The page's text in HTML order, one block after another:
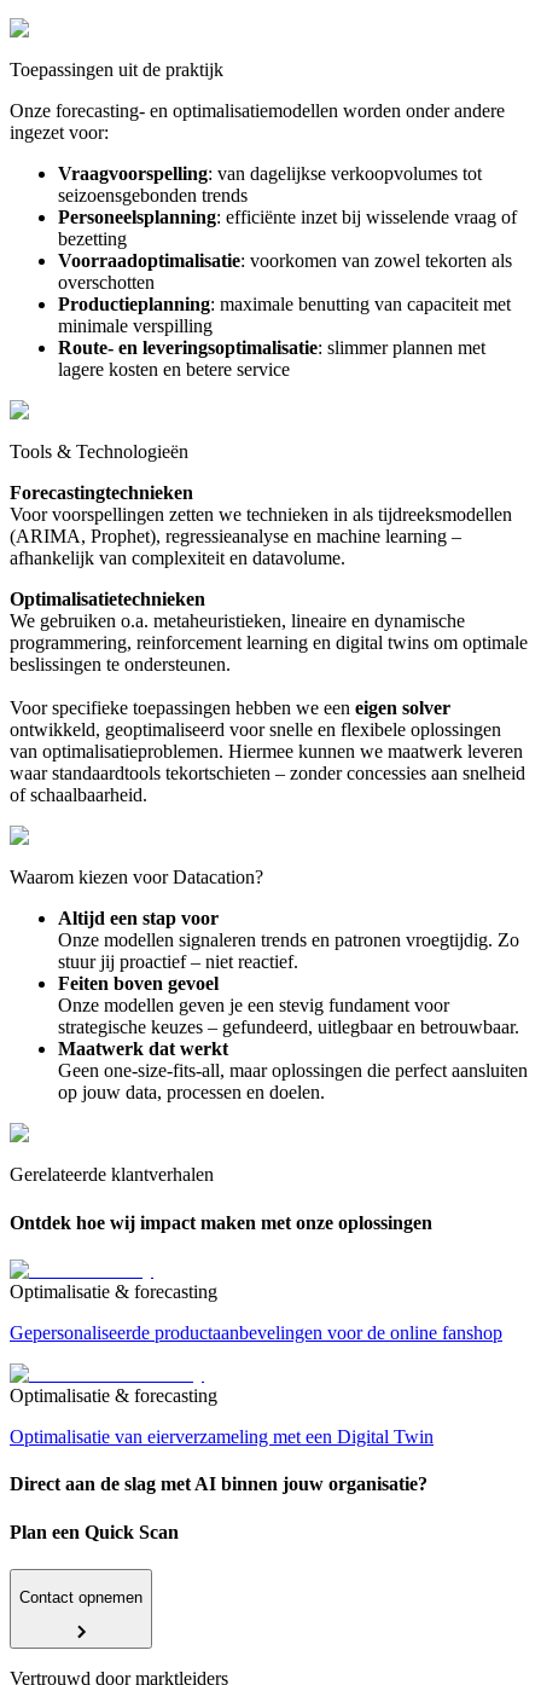
Toepassingen uit de praktijk
Onze forecasting- en optimalisatiemodellen worden onder andere
ingezet voor:
Vraagvoorspelling: van dagelijkse verkoopvolumes tot
seizoensgebonden trends
Personeelsplanning: efficiënte inzet bij wisselende vraag of
bezetting
Voorraadoptimalisatie: voorkomen van zowel tekorten als
overschotten
Productieplanning: maximale benutting van capaciteit met
minimale verspilling
Route- en leveringsoptimalisatie: slimmer plannen met
lagere kosten en betere service
Tools & Technologieën
Forecastingtechnieken
Voor voorspellingen zetten we technieken in als tijdreeksmodellen
(ARIMA, Prophet), regressieanalyse en machine learning –
afhankelijk van complexiteit en datavolume.
Optimalisatietechnieken
We gebruiken o.a. metaheuristieken, lineaire en dynamische
programmering, reinforcement learning en digital twins om optimale
beslissingen te ondersteunen.
Voor specifieke toepassingen hebben we een eigen solver
ontwikkeld, geoptimaliseerd voor snelle en flexibele oplossingen
van optimalisatieproblemen. Hiermee kunnen we maatwerk leveren
waar standaardtools tekortschieten – zonder concessies aan snelheid
of schaalbaarheid.
Waarom kiezen voor Datacation?
Altijd een stap voor
Onze modellen signaleren trends en patronen vroegtijdig. Zo
stuur jij proactief – niet reactief.
Feiten boven gevoel
Onze modellen geven je een stevig fundament voor
strategische keuzes – gefundeerd, uitlegbaar en betrouwbaar.
Maatwerk dat werkt
Geen one-size-fits-all, maar oplossingen die perfect aansluiten
op jouw data, processen en doelen.
Gerelateerde klantverhalen
Ontdek hoe wij impact maken met onze oplossingen
Optimalisatie & forecasting
Gepersonaliseerde productaanbevelingen voor de online fanshop
Optimalisatie & forecasting
Optimalisatie van eierverzameling met een Digital Twin
Direct aan de slag met AI binnen jouw organisatie?
Plan een Quick Scan
Contact opnemen
Vertrouwd door marktleiders